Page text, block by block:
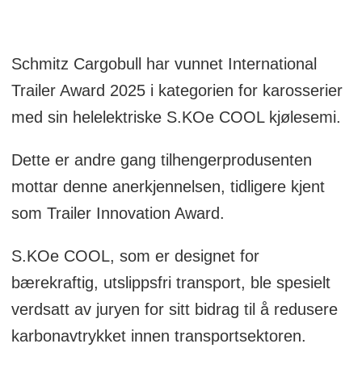
Schmitz Cargobull har vunnet International
Trailer Award 2025 i kategorien for karosserier
med sin helelektriske S.KOe COOL kjølesemi.
Dette er andre gang tilhengerprodusenten
mottar denne anerkjennelsen, tidligere kjent
som Trailer Innovation Award.
S.KOe COOL, som er designet for
bærekraftig, utslippsfri transport, ble spesielt
verdsatt av juryen for sitt bidrag til å redusere
karbonavtrykket innen transportsektoren.